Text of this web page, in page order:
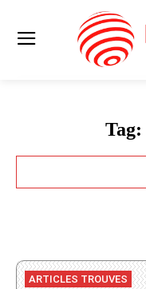
Tag:
ARTICLES TROUVES